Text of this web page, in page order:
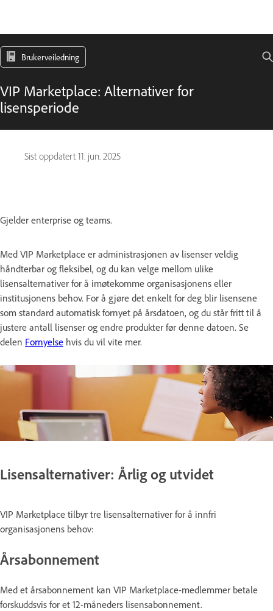
Brukerveiledning
VIP Marketplace: Alternativer for
lisensperiode
Sist oppdatert 11. jun. 2025
Gjelder enterprise og teams.
Med VIP Marketplace er administrasjonen av lisenser veldig
håndterbar og fleksibel, og du kan velge mellom ulike
lisensalternativer for å imøtekomme organisasjonens eller
institusjonens behov. For å gjøre det enkelt for deg blir lisensene
som standard automatisk fornyet på årsdatoen, og du står fritt til å
justere antall lisenser og endre produkter før denne datoen. Se
delen Fornyelse hvis du vil vite mer.
Lisensalternativer: Årlig og utvidet
VIP Marketplace tilbyr tre lisensalternativer for å innfri
organisasjonens behov:
Årsabonnement
Med et årsabonnement kan VIP Marketplace-medlemmer betale
forskuddsvis for et 12-måneders lisensabonnement.